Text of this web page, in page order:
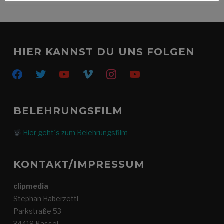
HIER KANNST DU UNS FOLGEN
facebooktwitter youtube vimeo instagramyoutube
BELEHRUNGSFILM
Hier geht´s zum Belehrungsfilm
KONTAKT/IMPRESSUM
clipmedia
Stephan Haberzettl
Parkstraße 53